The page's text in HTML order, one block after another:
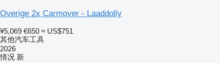
Overige 2x Carmover - Laaddolly
¥5,069 €650 ≈ US$751
其他汽车工具
2026
情况 新